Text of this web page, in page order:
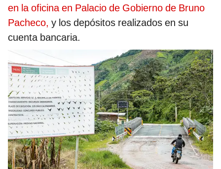
en la oficina en Palacio de Gobierno de Bruno
Pacheco, y los depósitos realizados en su
cuenta bancaria.